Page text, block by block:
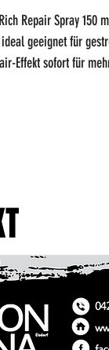
Repair Spray 150
geeignet für
Effekt sofort für